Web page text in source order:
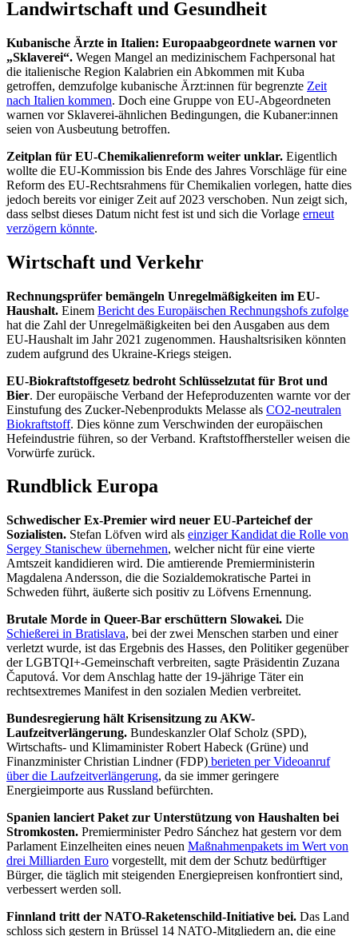
Landwirtschaft und Gesundheit
Kubanische Ärzte in Italien: Europaabgeordnete warnen vor
„Sklaverei“. Wegen Mangel an medizinischem Fachpersonal hat
die italienische Region Kalabrien ein Abkommen mit Kuba
getroffen, demzufolge kubanische Ärzt:innen für begrenzte Zeit
nach Italien kommen. Doch eine Gruppe von EU-Abgeordneten
warnen vor Sklaverei-ähnlichen Bedingungen, die Kubaner:innen
seien von Ausbeutung betroffen.
Zeitplan für EU-Chemikalienreform weiter unklar. Eigentlich
wollte die EU-Kommission bis Ende des Jahres Vorschläge für eine
Reform des EU-Rechtsrahmens für Chemikalien vorlegen, hatte dies
jedoch bereits vor einiger Zeit auf 2023 verschoben. Nun zeigt sich,
dass selbst dieses Datum nicht fest ist und sich die Vorlage erneut
verzögern könnte.
Wirtschaft und Verkehr
Rechnungsprüfer bemängeln Unregelmäßigkeiten im EU-
Haushalt. Einem Bericht des Europäischen Rechnungshofs zufolge
hat die Zahl der Unregelmäßigkeiten bei den Ausgaben aus dem
EU-Haushalt im Jahr 2021 zugenommen. Haushaltsrisiken könnten
zudem aufgrund des Ukraine-Kriegs steigen.
EU-Biokraftstoffgesetz bedroht Schlüsselzutat für Brot und
Bier. Der europäische Verband der Hefeproduzenten warnte vor der
Einstufung des Zucker-Nebenprodukts Melasse als CO2-neutralen
Biokraftstoff. Dies könne zum Verschwinden der europäischen
Hefeindustrie führen, so der Verband. Kraftstoffhersteller weisen die
Vorwürfe zurück.
Rundblick Europa
Schwedischer Ex-Premier wird neuer EU-Parteichef der
Sozialisten. Stefan Löfven wird als einziger Kandidat die Rolle von
Sergey Stanischew übernehmen, welcher nicht für eine vierte
Amtszeit kandidieren wird. Die amtierende Premierministerin
Magdalena Andersson, die die Sozialdemokratische Partei in
Schweden führt, äußerte sich positiv zu Löfvens Ernennung.
Brutale Morde in Queer-Bar erschüttern Slowakei. Die
Schießerei in Bratislava, bei der zwei Menschen starben und einer
verletzt wurde, ist das Ergebnis des Hasses, den Politiker gegenüber
der LGBTQI+-Gemeinschaft verbreiten, sagte Präsidentin Zuzana
Čaputová. Vor dem Anschlag hatte der 19-jährige Täter ein
rechtsextremes Manifest in den sozialen Medien verbreitet.
Bundesregierung hält Krisensitzung zu AKW-
Laufzeitverlängerung. Bundeskanzler Olaf Scholz (SPD),
Wirtschafts- und Klimaminister Robert Habeck (Grüne) und
Finanzminister Christian Lindner (FDP) berieten per Videoanruf
über die Laufzeitverlängerung, da sie immer geringere
Energieimporte aus Russland befürchten.
Spanien lanciert Paket zur Unterstützung von Haushalten bei
Stromkosten. Premierminister Pedro Sánchez hat gestern vor dem
Parlament Einzelheiten eines neuen Maßnahmenpakets im Wert von
drei Milliarden Euro vorgestellt, mit dem der Schutz bedürftiger
Bürger, die täglich mit steigenden Energiepreisen konfrontiert sind,
verbessert werden soll.
Finnland tritt der NATO-Raketenschild-Initiative bei. Das Land
schloss sich gestern in Brüssel 14 NATO-Mitgliedern an, die eine